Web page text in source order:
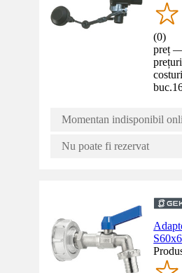
(0)
preț
buc.
Momentan indisponibil
Nu poate fi rezervat